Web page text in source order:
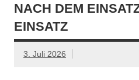
NACH DEM
EINSATZ
3. Juli 2026